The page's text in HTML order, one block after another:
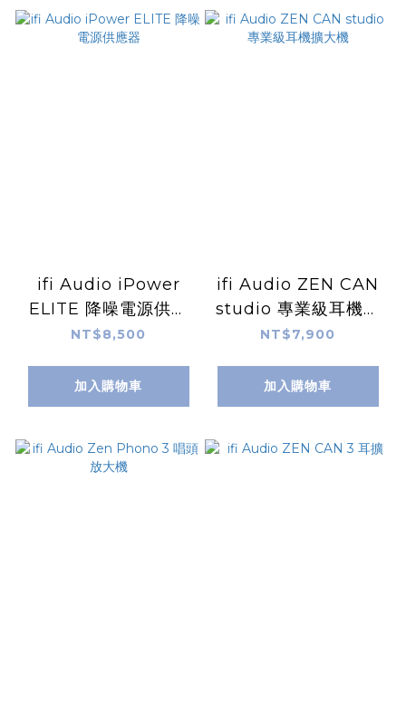
ifi Audio iPower
ELITE 降噪電源供應
器
NT$8,500
加入購物車
ifi Audio ZEN CAN
studio 專業級耳機擴
大機
NT$7,900
加入購物車